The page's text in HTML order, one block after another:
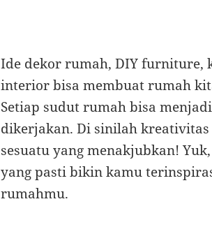
Ide dekor rumah, DIY furniture,
interior bisa membuat rumah
Setiap sudut rumah bisa
dikerjakan. Di sinilah
sesuatu yang menakjubkan!
yang pasti bikin kamu
rumahmu.